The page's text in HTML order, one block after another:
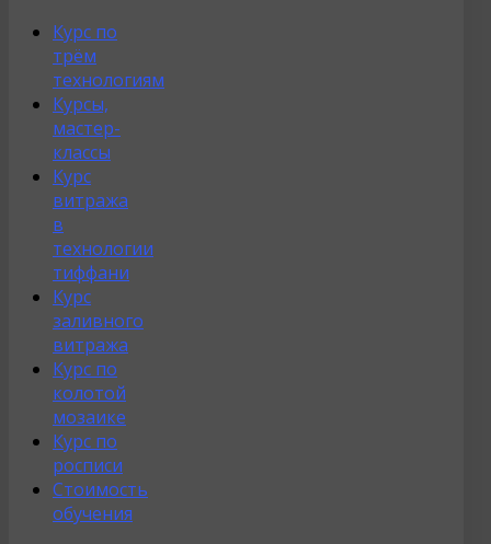
Курс по
трём
технологиям
Курсы,
мастер-
классы
Курс
витража
в
технологии
тиффани
Курс
заливного
витража
Курс по
колотой
мозаике
Курс по
росписи
Стоимость
обучения